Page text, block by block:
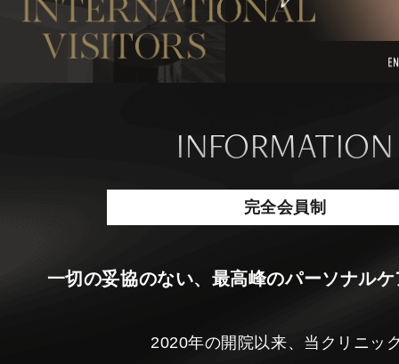
INFORMATION
完全会員制
一切の妥協のない、最高峰のパーソナル
2020年の開院以来、当クリニッ